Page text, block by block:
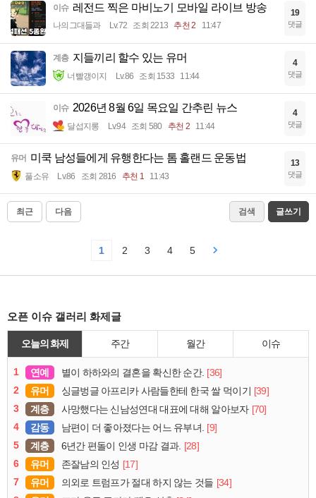
이슈 레전드 찍은 마비노기 모바일 라이브 방송
나의그대들과 Lv.72 조회 2213 추천 2 11:47
19
댓글
계층 지들끼리 할수 있는 유머
너빨갱이지 Lv.86 조회 1533 11:44
4
댓글
이슈 2026년 8월 6일 목요일 간추린 뉴스
달섭지롱 Lv.94 조회 580 추천 2 11:44
4
댓글
유머 미쿡 남성들에게 유행한다는 톰 홀랜드 운동법
풀소유 Lv.86 조회 2816 추천 1 11:43
13
댓글
최근 다음 검색 글쓰기
1 2 3 4 5
오픈 이슈 갤러리 화제글
오늘의 화제 주간 월간 이슈
1 연예 별이 하하와의 결혼을 확신한 순간. [36]
2
유머 싱글벙글 아프리카 사람들한테 한국 쌀 먹이기 [39]
3
계층 사망했다는 신남성연대 대표에 대해 알아보자 [70]
4
감동 남편이 더 좋아졌다는 어느 유부녀. [9]
5
계층 6년간 편돌이 인생 마감 결과. [28]
6
유머 존잘남의 인성 [17]
7
유머 의외로 트럼프가 절대 하지 않는 것들 [34]